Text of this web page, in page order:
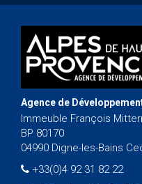
Agence de
Immeuble François
BP 80170
04990 Digne-les-Bains
+33(0)4 92 31 82 22